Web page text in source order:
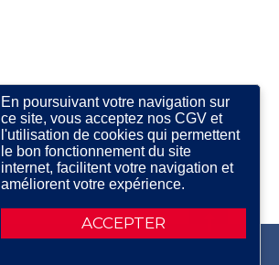
ACCEPTER
En poursuivant votre navigation sur
ce site, vous acceptez nos CGV et
l'utilisation de cookies qui permettent
le bon fonctionnement du site
internet, facilitent votre navigation et
améliorent votre expérience.